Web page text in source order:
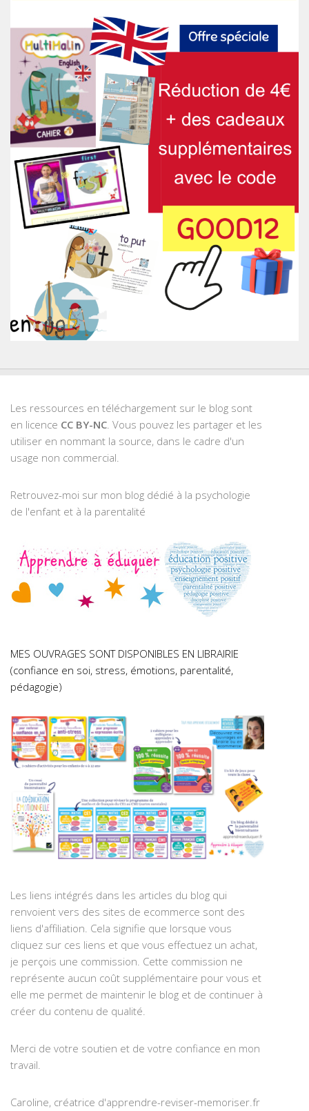
Les ressources en téléchargement sur le blog sont
en licence CC BY-NC. Vous pouvez les partager et les
utiliser en nommant la source, dans le cadre d'un
usage non commercial.
Retrouvez-moi sur mon blog dédié à la psychologie
de l'enfant et à la parentalité
MES OUVRAGES SONT DISPONIBLES EN LIBRAIRIE
(confiance en soi, stress, émotions, parentalité,
pédagogie)
Les liens intégrés dans les articles du blog qui
renvoient vers des sites de ecommerce sont des
liens d'affiliation. Cela signifie que lorsque vous
cliquez sur ces liens et que vous effectuez un achat,
je perçois une commission. Cette commission ne
représente aucun coût supplémentaire pour vous et
elle me permet de maintenir le blog et de continuer à
créer du contenu de qualité.
Merci de votre soutien et de votre confiance en mon
travail.
Caroline, créatrice d'apprendre-reviser-memoriser.fr